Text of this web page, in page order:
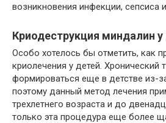
возникновения инфекции, сепсиса
Криодеструкция миндалин у
Особо хотелось бы отметить, как
криолечения у детей. Хронический
формироваться еще в детстве из-
поэтому данный метод лечения
трехлетнего возраста и до
только эта процедура еще более